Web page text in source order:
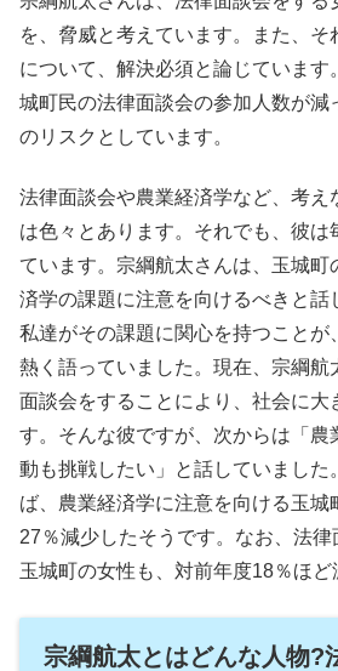
を、脅威と考えています。また、そ
について、解決必須と論じています
城町民の法律面談会の参加人数が減
のリスクとしています。
法律面談会や農業経済学など、考え
は色々とあります。それでも、彼は
ています。宗綱航太さんは、玉城町
済学の課題に注意を向けるべきと話
私達がその課題に関心を持つことが
熱く語っていました。現在、宗綱航
面談会をすることにより、社会に大
す。そんな彼ですが、次からは「農
動も挑戦したい」と話していました
ば、農業経済学に注意を向ける玉城
27％減少したそうです。なお、法
玉城町の女性も、対前年度18％ほど
宗綱航太とはどんな人物?